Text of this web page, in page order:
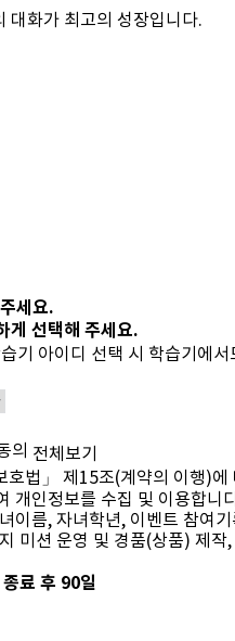
대화가 최고의 성장입니다.
세요.
게 선택해 주세요.
기 아이디 선택 시 학습기에서
의 전체보기
호법」 제15조(계약의 이행)에
개인정보를 수집 및 이용합니
이름, 자녀학년, 이벤트 참여
미션 운영 및 경품(상품) 제작
료 후 90일